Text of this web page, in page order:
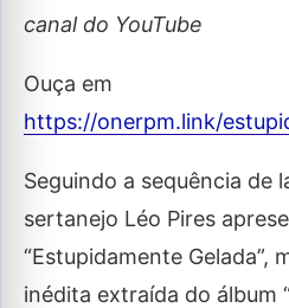
canal do YouTube
Ouça em
https://onerpm.link/
Seguindo a sequência de
sertanejo Léo Pires
“Estupidamente Gelada”,
inédita extraída do álbum